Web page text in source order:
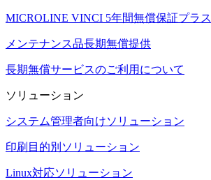
MICROLINE VINCI 5年間無償保証プラス
メンテナンス品長期無償提供
長期無償サービスのご利用について
ソリューション
システム管理者向けソリューション
印刷目的別ソリューション
Linux対応ソリューション